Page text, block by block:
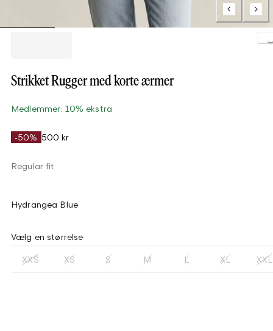
Strikket Rugger med korte ærmer
Medlemmer: 10% ekstra
-50% 500 kr
Regular fit
Hydrangea Blue
Vælg en størrelse
XXS XS S M L XL XXL